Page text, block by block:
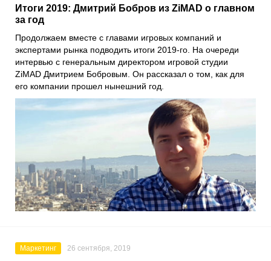
Итоги 2019: Дмитрий Бобров из ZiMAD о главном
за год
Продолжаем вместе с главами игровых компаний и
экспертами рынка подводить итоги 2019-го. На очереди
интервью с генеральным директором игровой студии
ZiMAD Дмитрием Бобровым. Он рассказал о том, как для
его компании прошел нынешний год.
Маркетинг 26 сентября, 2019